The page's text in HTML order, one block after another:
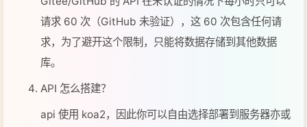
请求 60 次（GitHub 未验证），这 60 次包含任何请
求，为了避开这个限制，只能将数据存储到其他数据
库。
API 怎么搭建？
api 使用 koa2，因此你可以自由选择部署到服务器亦或